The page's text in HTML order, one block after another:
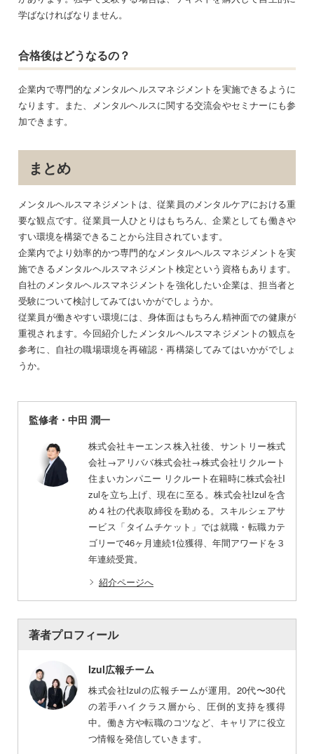
学ばなければなりません。
合格後はどうなるの？
企業内で専門的なメンタルヘルスマネジメントを実施できるように
なります。また、メンタルヘルスに関する交流会やセミナーにも参
加できます。
まとめ
メンタルヘルスマネジメントは、従業員のメンタルケアにおける重
要な観点です。従業員一人ひとりはもちろん、企業としても働きや
すい環境を構築できることから注目されています。
企業内でより効率的かつ専門的なメンタルヘルスマネジメントを実
施できるメンタルヘルスマネジメント検定という資格もあります。
自社のメンタルヘルスマネジメントを強化したい企業は、担当者と
受験について検討してみてはいかがでしょうか。
従業員が働きやすい環境には、身体面はもちろん精神面での健康が
重視されます。今回紹介したメンタルヘルスマネジメントの観点を
参考に、自社の職場環境を再確認・再構築してみてはいかがでしょ
うか。
監修者・中田 潤一
株式会社キーエンス株入社後、サントリー株式
会社→アリババ株式会社→株式会社リクルート
住まいカンパニー リクルート在籍時に株式会社I
zulを立ち上げ、現在に至る。株式会社Izulを含
め４社の代表取締役を勤める。スキルシェアサ
ービス「タイムチケット」では就職・転職カテ
ゴリーで46ヶ月連続1位獲得、年間アワードを３
年連続受賞。
紹介ページへ
著者プロフィール
Izul広報チーム
株式会社Izulの広報チームが運用。20代〜30代
の若手ハイクラス層から、圧倒的支持を獲得
中。働き方や転職のコツなど、キャリアに役立
つ情報を発信していきます。